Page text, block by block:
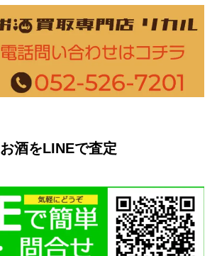
お酒をLINEで査定